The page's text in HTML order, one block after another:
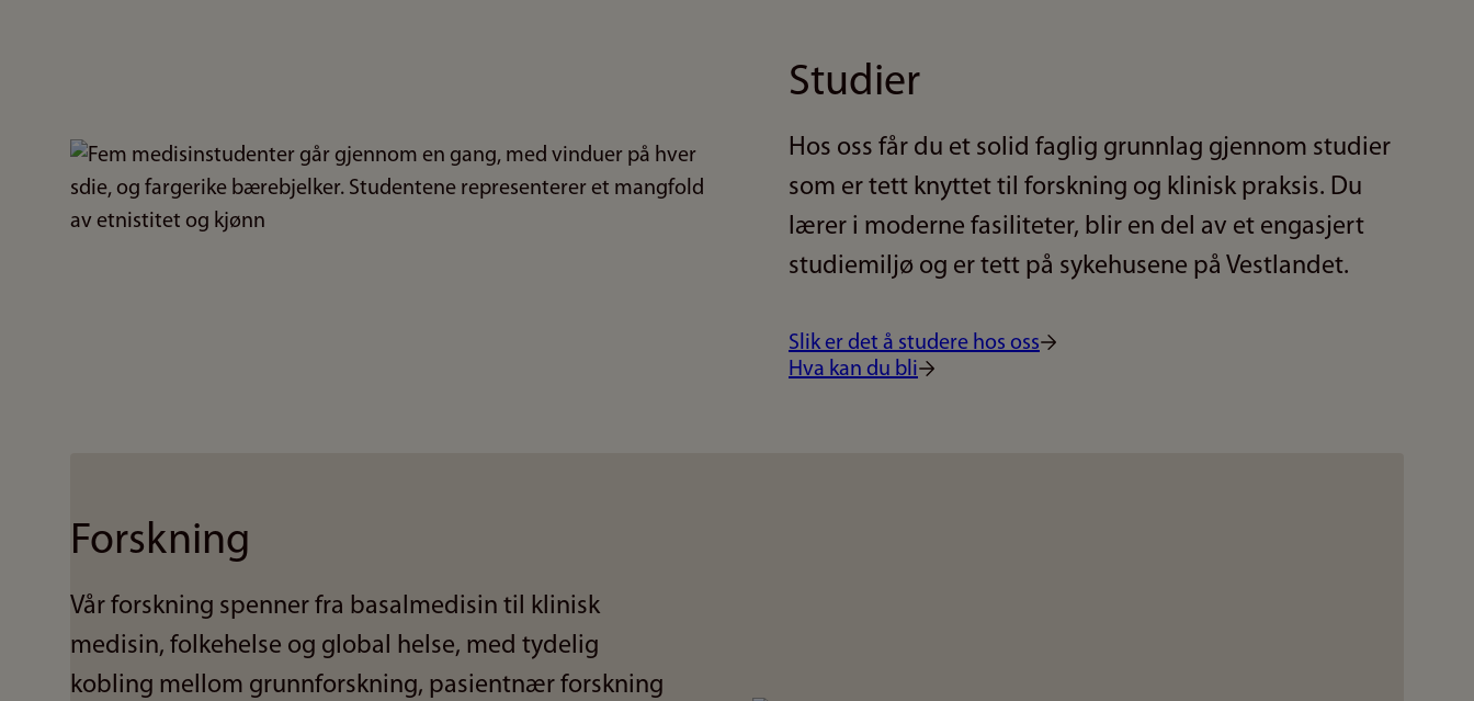
Studier
Hos oss får du et solid faglig grunnlag gjennom studier
som er tett knyttet til forskning og klinisk praksis. Du
lærer i moderne fasiliteter, blir en del av et engasjert
studiemiljø og er tett på sykehusene på Vestlandet.
Slik er det å studere hos oss
Hva kan du bli
Bilde
Forskning
Vår forskning spenner fra basalmedisin til klinisk
medisin, folkehelse og global helse, med tydelig
kobling mellom grunnforskning, pasientnær forskning